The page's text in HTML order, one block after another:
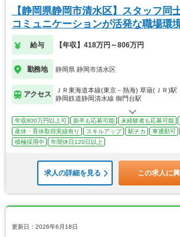
【静岡県静岡市清水区】スタッフ同
コミュニケーションが活発な職場環
給与 【年収】418万円～806万円
勤務地 静岡県 静岡市清水区
アクセス
ＪＲ東海道本線(東京－熱海) 草薙(ＪＲ)駅
静岡鉄道静岡清水線 御門台駅
年収800万円以上可 新卒も応募可能 未経験者も応募可能
産休・育休取得実績有り
スキルアップ 駅チカ 車通勤可
積極採用中
年間休日120日以上
求人の詳細を見る この求人に
更新日：2026年6月18日